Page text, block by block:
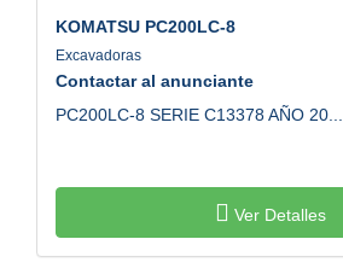
KOMATSU PC200LC-8
Excavadoras
Contactar al anunciante
PC200LC-8 SERIE C13378 AÑO 20...
Ver Detalles